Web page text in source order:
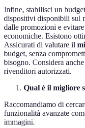
Infine, stabilisci un
dispositivi disponibili sul
dalle promozioni e
economiche. Esistono
Assicurati di valutare il
budget, senza
bisogno. Considera
rivenditori autorizzati.
Qual è il migliore
Raccomandiamo di
funzionalità avanzate
immagini.